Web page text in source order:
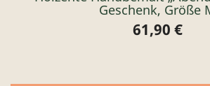
Geschenk, Größe
Preis
61,90 €